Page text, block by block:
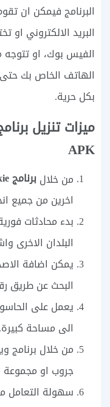
البرنامج فيمكن ان
البريد الالكتروني
الفيس بوك، او
بكل حرية.
APK
من خلالبرنامج Wakie
اخرين من جميع
بدء محادثات
البلدان الاخرى
يمكن اضافة
البحث عن طريق
يعمل على
الى مساحة كبيرة.
جروب او مجموعة
سهولة التعامل